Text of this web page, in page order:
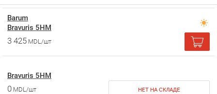
Barum
Bravuris 5HM
3 425 MDL/шт
Bravuris 5HM
0 MDL/шт НЕТ НА СКЛАДЕ